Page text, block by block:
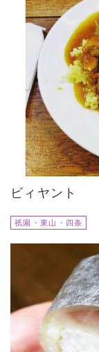
ビィヤント
祇園・東山・四条